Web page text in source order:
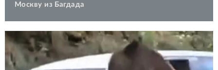
Москву из Багдада